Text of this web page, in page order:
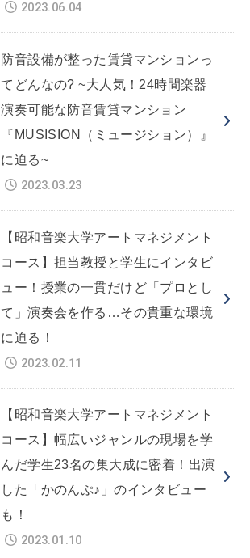
2023.06.04
防音設備が整った賃貸マンションっ
てどんなの? ~大人気！24時間楽器
演奏可能な防音賃貸マンション
『MUSISION（ミュージション）』
に迫る~
2023.03.23
【昭和音楽大学アートマネジメント
コース】担当教授と学生にインタビ
ュー！授業の一貫だけど「プロとし
て」演奏会を作る…その貴重な環境
に迫る！
2023.02.11
【昭和音楽大学アートマネジメント
コース】幅広いジャンルの現場を学
んだ学生23名の集大成に密着！出演
した「かのんぷ♪」のインタビュー
も！
2023.01.10